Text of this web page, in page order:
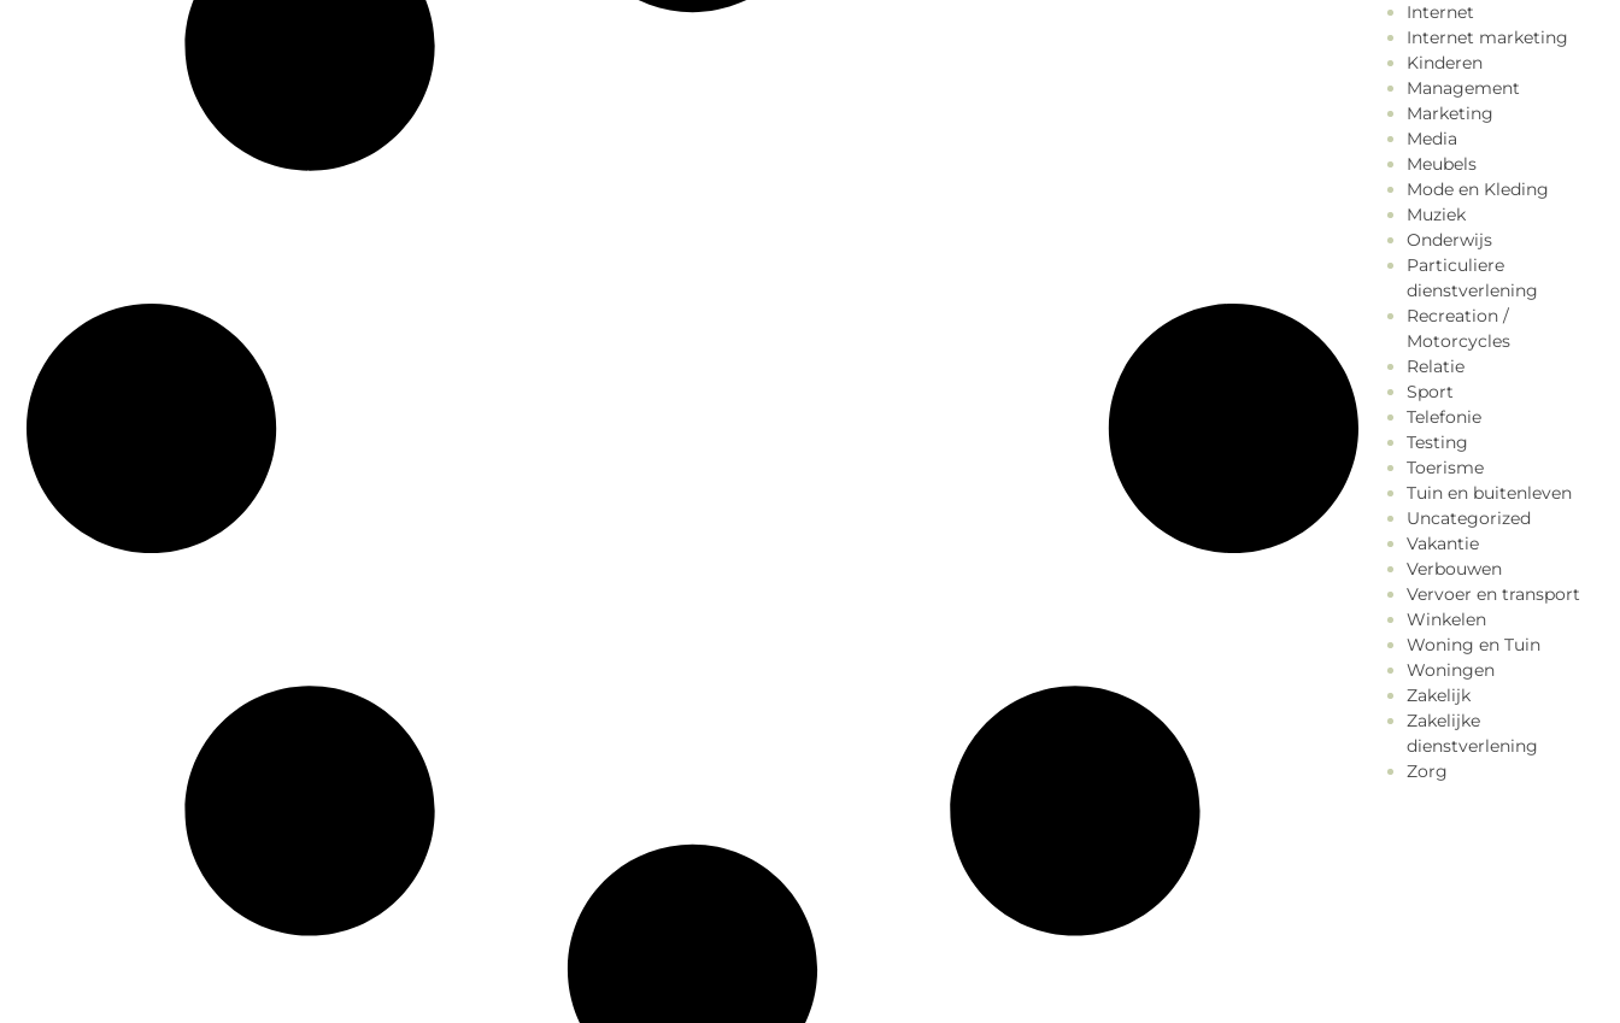
Internet
Internet marketing
Kinderen
Management
Marketing
Media
Meubels
Mode en Kleding
Muziek
Onderwijs
Particuliere
dienstverlening
Recreation /
Motorcycles
Relatie
Sport
Telefonie
Testing
Toerisme
Tuin en buitenleven
Uncategorized
Vakantie
Verbouwen
Vervoer en transport
Winkelen
Woning en Tuin
Woningen
Zakelijk
Zakelijke
dienstverlening
Zorg